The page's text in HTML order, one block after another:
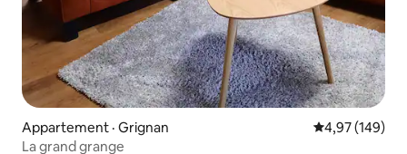
Appartement · Grignan Note
4,97 (149)
La grand grange